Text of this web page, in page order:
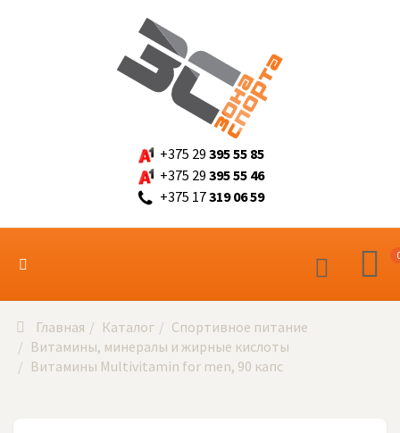
+375 29 395 55 85
+375 29 395 55 46
+375 17319 06 59
Главная Каталог
Спортивное питание
Витамины, минералы и жирные кислоты
Витамины Multivitamin for men, 90 капс